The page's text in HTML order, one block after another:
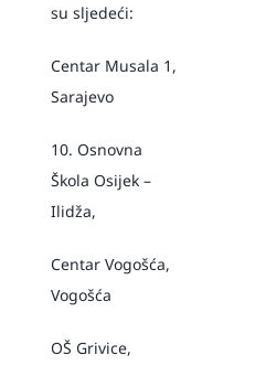
su sljedeći:
Centar Musala 1,
Sarajevo
10. Osnovna
Škola Osijek –
Ilidža,
Centar Vogošća,
Vogošća
OŠ Grivice,